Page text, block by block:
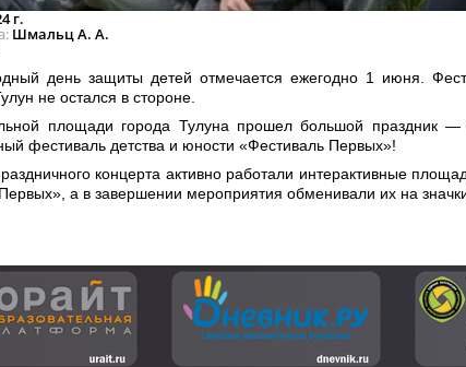
г.
Шмальц А. А.
день защиты детей отмечается ежегодно 1 июня.
не остался в стороне.
площади города Тулуна прошел большой праздник
фестиваль детства и юности «Фестиваль Первых»!
концерта активно работали интерактивные
а в завершении мероприятия обменивали их на